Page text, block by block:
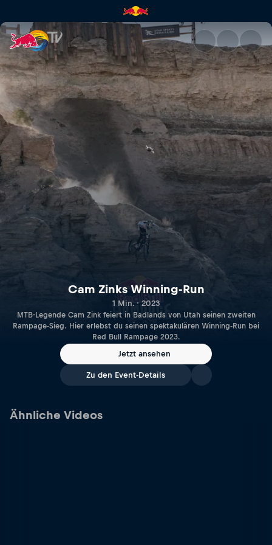
Cam Zinks Winning-Run |
Cam Zinks Winning-Run
1 Min. · 2023
MTB-Legende Cam Zink feiert in Badlands von Utah seinen zweiten
Rampage-Sieg. Hier erlebst du seinen spektakulären Winning-Run bei
Red Bull Rampage 2023.
Jetzt ansehen
Zu den Event-Details
Ähnliche Videos